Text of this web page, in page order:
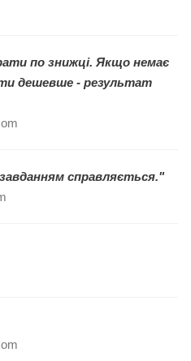
по знижці. Якщо немає
дешевше - результат
справляється."